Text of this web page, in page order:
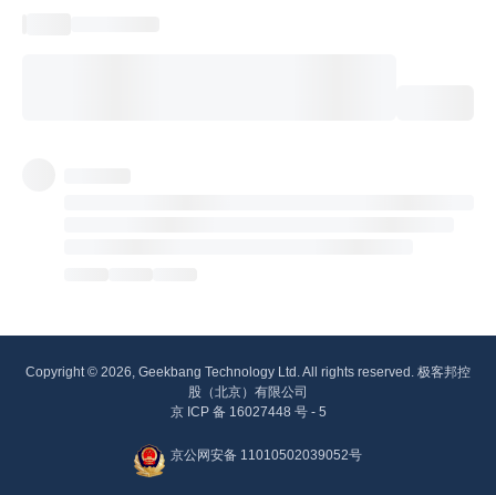
Copyright © 2026, Geekbang Technology Ltd. All rights reserved. 极客邦控
股（北京）有限公司
京 ICP 备 16027448 号 - 5
京公网安备 11010502039052号